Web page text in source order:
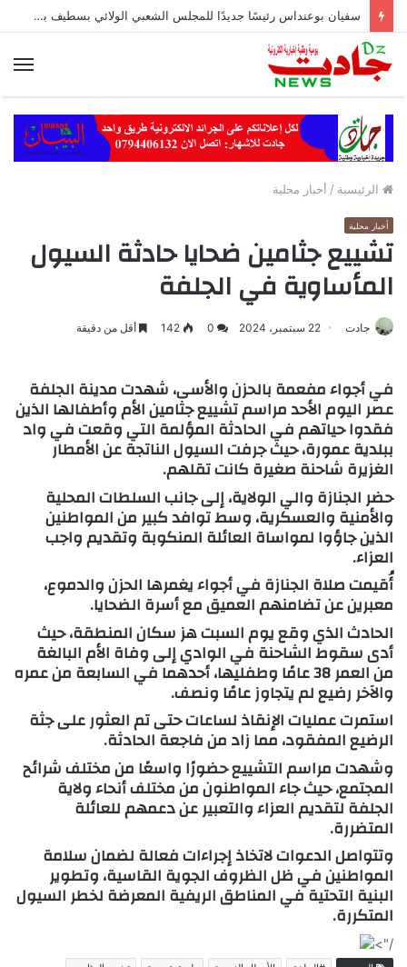
سفيان بوعنداس رئيسًا جديدًا للمجلس الشعبي الولائي بسطيف بالأغلبية
الرئيسية / أخبار محلية
أخبار محلية
تشييع جثامين ضحايا حادثة السيول
المأساوية في الجلفة
جادت 22 سبتمبر، 2024 0
142 أقل من دقيقة
في أجواء مفعمة بالحزن والأسى، شهدت مدينة الجلفة
عصر اليوم الأحد مراسم تشييع جثامين الأم وأطفالها الذين
فقدوا حياتهم في الحادثة المؤلمة التي وقعت في واد
ببلدية عمورة، حيث جرفت السيول الناتجة عن الأمطار
الغزيرة شاحنة صغيرة كانت تقلهم.
حضر الجنازة والي الولاية، إلى جانب السلطات المحلية
والأمنية والعسكرية، وسط توافد كبير من المواطنين
الذين جاؤوا لمواساة العائلة المنكوبة وتقديم واجب
العزاء.
أُقيمت صلاة الجنازة في أجواء يغمرها الحزن والدموع،
معبرين عن تضامنهم العميق مع أسرة الضحايا.
الحادث الذي وقع يوم السبت هز سكان المنطقة، حيث
أدى سقوط الشاحنة في الوادي إلى وفاة الأم البالغة
من العمر 38 عامًا وطفليها، أحدهما في السابعة من عمره
والآخر رضيع لم يتجاوز عامًا ونصف.
استمرت عمليات الإنقاذ لساعات حتى تم العثور على جثة
الرضيع المفقود، مما زاد من فاجعة الحادثة.
وشهدت مراسم التشييع حضورًا واسعًا من مختلف شرائح
المجتمع، حيث جاء المواطنون من مختلف أنحاء ولاية
الجلفة لتقديم العزاء والتعبير عن دعمهم للعائلة
المتضررة.
وتتواصل الدعوات لاتخاذ إجراءات فعالة لضمان سلامة
المواطنين في ظل الظروف الجوية القاسية، وتطوير
البنية التحتية في المناطق الريفية المعرضة لخطر السيول
المتكررة.
/">